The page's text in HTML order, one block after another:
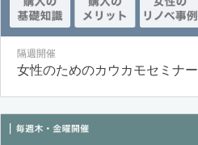
隔週開催
女性のためのカウカモセミナー